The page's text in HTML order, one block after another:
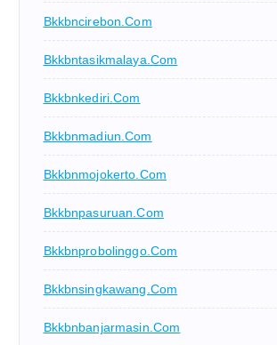
Bkkbncirebon.com
Bkkbntasikmalaya.com
Bkkbnkediri.com
Bkkbnmadiun.com
Bkkbnmojokerto.com
Bkkbnpasuruan.com
Bkkbnprobolinggo.com
Bkkbnsingkawang.com
Bkkbnbanjarmasin.com